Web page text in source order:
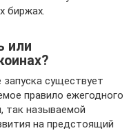
биржах.
или
существует
правило ежегодного
так называемой
на предстоящий